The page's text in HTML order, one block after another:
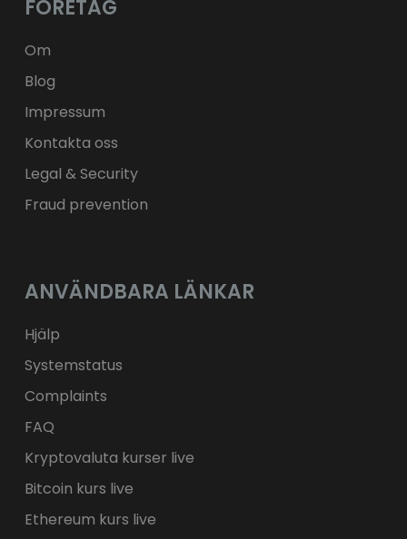
ft HUF
zł
FÖRETAG
Om
Blog
Impressum
Kontakta oss
Legal & Security
Fraud prevention
ANVÄNDBARA LÄNKAR
Hjälp
Systemstatus
Complaints
FAQ
Kryptovaluta kurser live
Bitcoin kurs live
Ethereum kurs live